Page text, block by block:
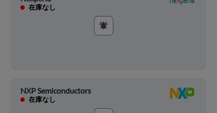
在庫なし
NXP Semiconductors
在庫なし